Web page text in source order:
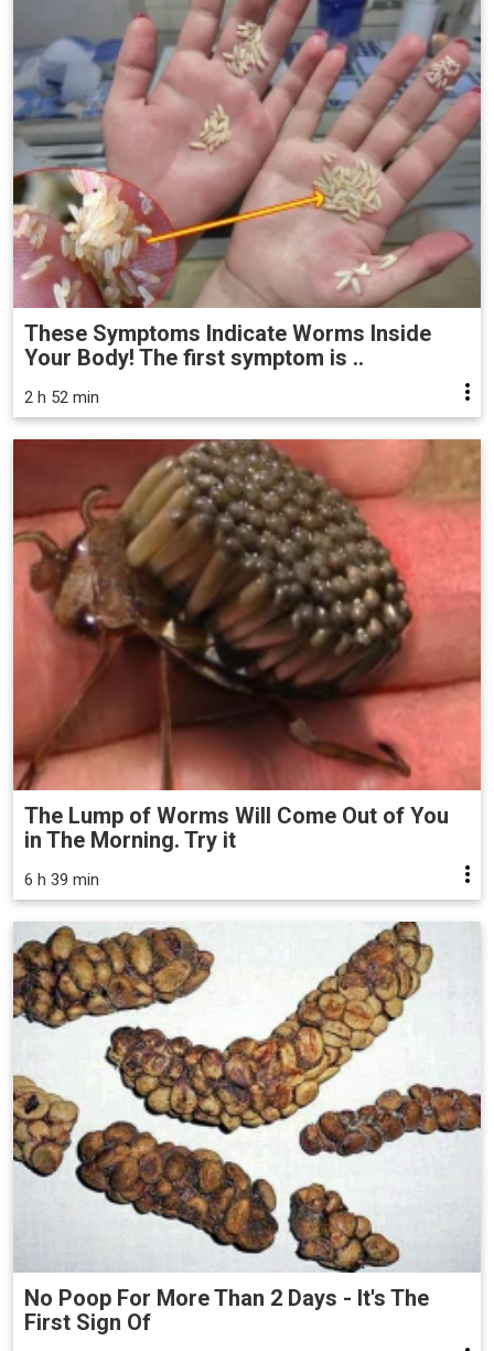
These Symptoms Indicate Worms Inside
Your Body! The first symptom is ..
2 h 52 min
The Lump of Worms Will Come Out of You
in The Morning. Try it
6 h 39 min
No Poop For More Than 2 Days - It's The
First Sign Of